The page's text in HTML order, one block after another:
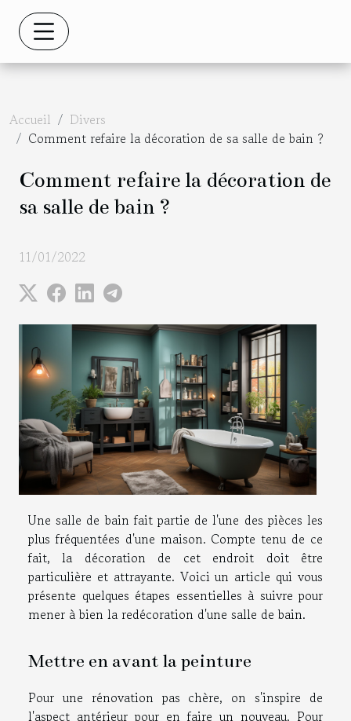
Accueil
Divers
Comment refaire la décoration de sa salle de bain ?
Comment refaire la décoration de
sa salle de bain ?
11/01/2022
Une salle de bain fait partie de l'une des pièces les
plus fréquentées d'une maison. Compte tenu de ce
fait, la décoration de cet endroit doit être
particulière et attrayante. Voici un article qui vous
présente quelques étapes essentielles à suivre pour
mener à bien la redécoration d'une salle de bain.
Mettre en avant la peinture
Pour une rénovation pas chère, on s'inspire de
l'aspect antérieur pour en faire un nouveau. Pour